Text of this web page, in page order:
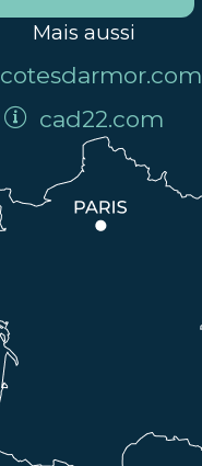
Mais aussi
cotesdarmor.com
cad22.com